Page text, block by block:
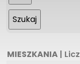
MIESZKANIA |